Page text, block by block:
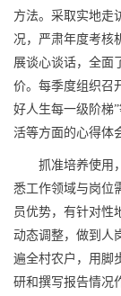
方法。采取实地走
况，严肃年度考核
展谈心谈话，全面
价。每季度组织召
好人生每一级阶梯
活等方面的心得体
抓准培养使用
悉工作领域与岗位
员优势，有针对性
动态调整，做到人
遍全村农户，用脚
研和撰写报告情况